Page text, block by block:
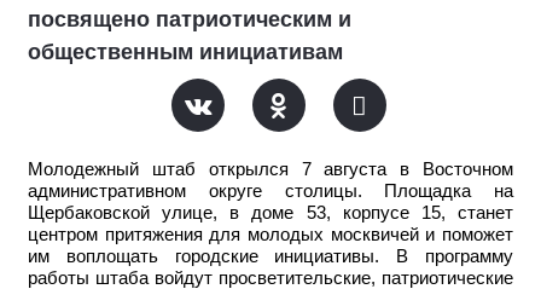
посвящено патриотическим и
общественным инициативам
Молодежный штаб открылся 7 августа в Восточном
административном округе столицы. Площадка на
Щербаковской улице, в доме 53, корпусе 15, станет
центром притяжения для молодых москвичей и поможет
им воплощать городские инициативы. В программу
работы штаба войдут просветительские, патриотические